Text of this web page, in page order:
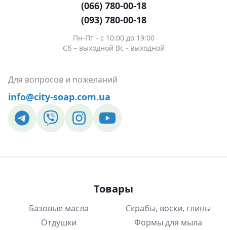
(066) 780-00-18
(093) 780-00-18
Пн-Пт - c 10:00 до 19:00
Сб – выходной Вс - выходной
Для вопросов и пожеланий
info@city-soap.com.ua
Товары
Базовые масла
Отдушки
Скрабы, воски, глины
Формы для мыла